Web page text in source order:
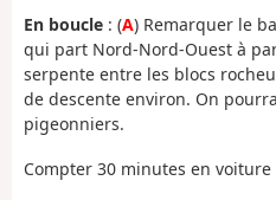
En boucle : (A) Remarquer le
qui part Nord-Nord-Ouest à
serpente entre les blocs
de descente environ. On
pigeonniers.
Compter 30 minutes en